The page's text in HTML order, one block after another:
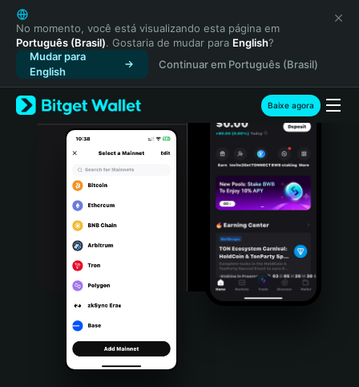
English
日本語
Tiếng Việt
Русский
Español (Latinoamérica)
Türkçe
Italiano
Português (Portugal)
Bahasa Indonesia
Português (Brasil)
Español (Argentina)
No momento, você está visualizando esta página em
Português (Brasil). Gostaria de mudar para English?
Mudar para
English
Continuar em Português (Brasil)
Baixe agora